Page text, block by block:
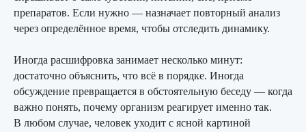
препаратов. Если нужно — назначает повторный анализ
через определённое время, чтобы отследить динамику.
Иногда расшифровка занимает несколько минут:
достаточно объяснить, что всё в порядке. Иногда
обсуждение превращается в обстоятельную беседу — когда
важно понять, почему организм реагирует именно так.
В любом случае, человек уходит с ясной картиной